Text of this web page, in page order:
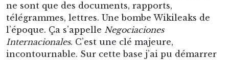
ne sont que des documents, rapports,
télégrammes, lettres. Une bombe Wikileaks de
l’époque. Ça s’appelle Negociaciones
Internacionales. C’est une clé majeure,
incontournable. Sur cette base j’ai pu démarrer